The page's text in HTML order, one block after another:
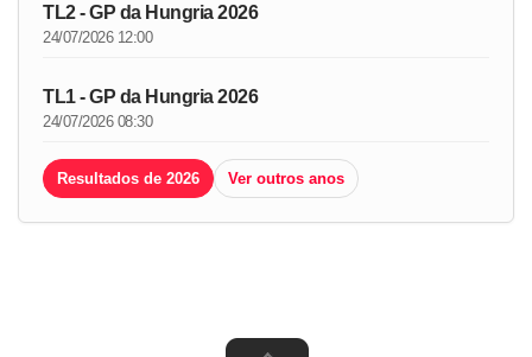
TL2 - GP da Hungria 2026
24/07/2026 12:00
TL1 - GP da Hungria 2026
24/07/2026 08:30
Resultados de 2026 Ver outros anos